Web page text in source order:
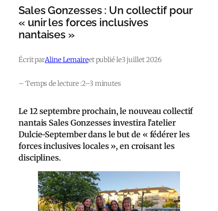
Sales Gonzesses : Un collectif pour
« unir les forces inclusives
nantaises »
Écrit parAline Lemaireet publié le3 juillet 2026
– Temps de lecture :2–3 minutes
Le 12 septembre prochain, le nouveau collectif
nantais Sales Gonzesses investira l’atelier
Dulcie-September dans le but de « fédérer les
forces inclusives locales », en croisant les
disciplines.